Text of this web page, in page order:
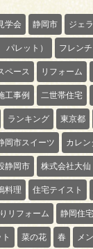
学会 静岡市 ジェ
レット） フレン
ペース リフォーム
工事例 二世帯住宅
ランキング 東京都
岡市スイーツ カレン
静岡市 株式会社大仙
料理 住宅テイスト
リフォーム 静岡住
菜の花 春 メ